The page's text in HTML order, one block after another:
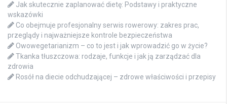
Jak skutecznie zaplanować dietę: Podstawy i praktyczne
wskazówki
Co obejmuje profesjonalny serwis rowerowy: zakres prac,
przeglądy i najważniejsze kontrole bezpieczeństwa
Owowegetarianizm – co to jest i jak wprowadzić go w życie?
Tkanka tłuszczowa: rodzaje, funkcje i jak ją zarządzać dla
zdrowia
Rosół na diecie odchudzającej – zdrowe właściwości i przepisy